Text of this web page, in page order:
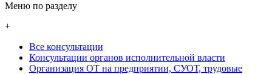
Меню по разделу
+
Все консультации
Консультации органов исполнительной власти
Организация ОТ на предприятии, СУОТ, трудовые